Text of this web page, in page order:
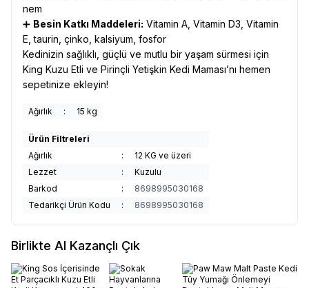
nem
➕ Besin Katkı Maddeleri: Vitamin A, Vitamin D3, Vitamin
E, taurin, çinko, kalsiyum, fosfor
Kedinizin sağlıklı, güçlü ve mutlu bir yaşam sürmesi için
King Kuzu Etli ve Pirinçli Yetişkin Kedi Maması’nı hemen
sepetinize ekleyin!
Ağırlık : 15 kg
Ürün Filtreleri
Ağırlık
:
12 KG ve üzeri
Lezzet
:
Kuzulu
Barkod
:
8698995030168
Tedarikçi Ürün Kodu
: 8698995030168
Birlikte Al Kazançlı Çık